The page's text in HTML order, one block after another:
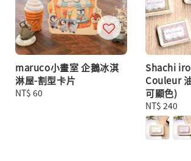
maruco小畫室 企鵝冰淇
淋屋-割型卡片
Regular
NT$ 60
Shachi
Couleur
可顯色)
Regular
price
NT$ 240